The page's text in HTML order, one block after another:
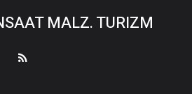
MALZ. TURIZM